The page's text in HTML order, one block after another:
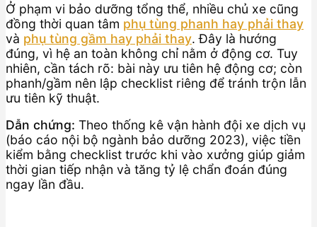
Ở phạm vi bảo dưỡng tổng thể, nhiều chủ xe cũng
đồng thời quan tâm phụ tùng phanh hay phải thay
và phụ tùng gầm hay phải thay. Đây là hướng
đúng, vì hệ an toàn không chỉ nằm ở động cơ. Tuy
nhiên, cần tách rõ: bài này ưu tiên hệ động cơ; còn
phanh/gầm nên lập checklist riêng để tránh trộn lẫn
ưu tiên kỹ thuật.
Dẫn chứng: Theo thống kê vận hành đội xe dịch vụ
(báo cáo nội bộ ngành bảo dưỡng 2023), việc tiền
kiểm bằng checklist trước khi vào xưởng giúp giảm
thời gian tiếp nhận và tăng tỷ lệ chẩn đoán đúng
ngay lần đầu.